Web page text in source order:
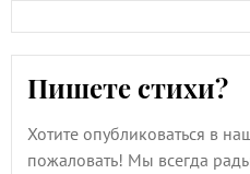
Пишете стихи?
Хотите опубликоваться в
пожаловать! Мы всегда